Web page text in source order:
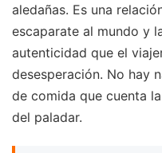
aledañas. Es una
escaparate al mundo y
autenticidad que el
desesperación. No hay
de comida que cuenta
del paladar.